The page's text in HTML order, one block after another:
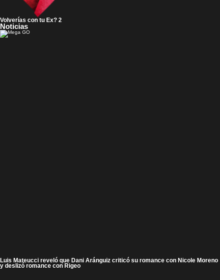
Volverías con tu Ex? 2
Noticias
Luis Mateucci reveló que Dani Aránguiz criticó su romance con Nicole Moreno
y deslizó romance con Rigeo